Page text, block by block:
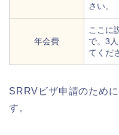
さい。
年会費
ここに
で。3
てくだ
SRRVビザ申請のため
す。